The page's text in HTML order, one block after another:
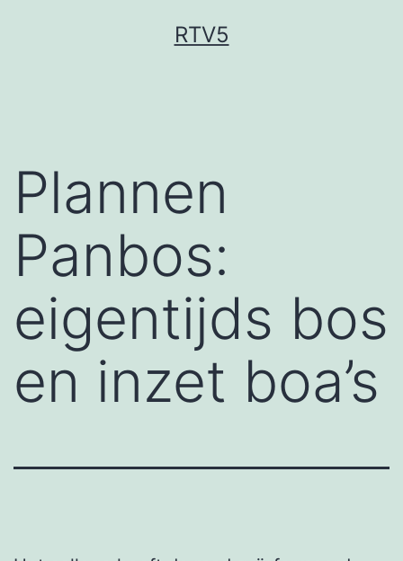
RTV5
Plannen
Panbos:
eigentijds bos
en inzet boa’s